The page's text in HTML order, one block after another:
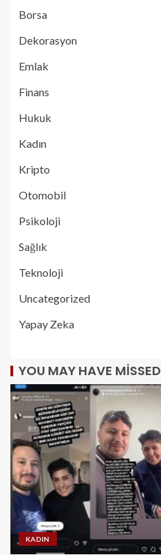
Borsa
Dekorasyon
Emlak
Finans
Hukuk
Kadın
Kripto
Otomobil
Psikoloji
Sağlık
Teknoloji
Uncategorized
Yapay Zeka
YOU MAY HAVE MISSED
KADIN